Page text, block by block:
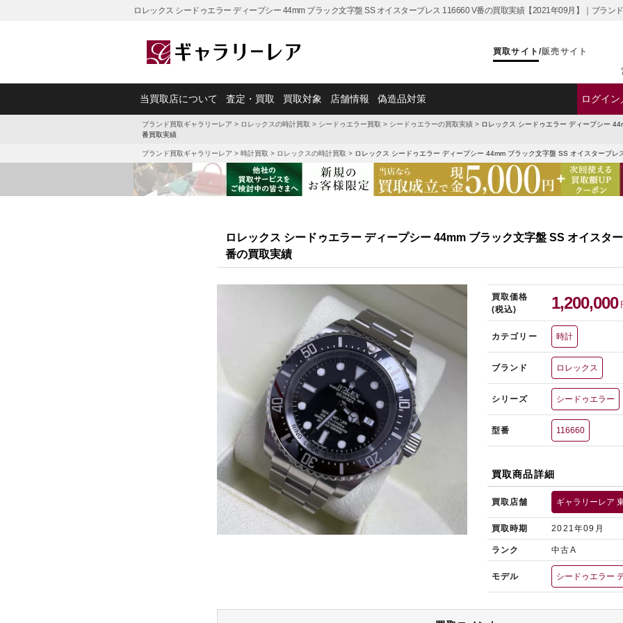
ロレックス シードゥエラー ディープシー 44mm ブラック文字盤 SS オイスターブレス 116660 V番の買取実績【2021年09月】｜ブラン
買取サイト /販売サイト
当買取店について 査定・買取 買取対象 店舗情報 偽造品対策 ログイ
ブランド買取ギャラリーレア > ロレックスの時計買取 > シードゥエラー買取 > シードゥエラーの買取実績 > ロレックス シードゥエラー ディープシー
番買取実績
ブランド買取ギャラリーレア > 時計買取 > ロレックスの時計買取 > ロレックス シードゥエラー ディープシー 44mm ブラック文字盤 SS オイスターブ
ロレックス シードゥエラー ディープシー 44mm ブラック文字盤 SS オイスタ
番の買取実績
買取価格
(税込)
1,200,000
カテゴリー 時計
ブランド ロレックス
シリーズ シードゥエラー
型番 116660
買取商品詳細
買取店舗 ギャラリーレア
買取時期 2021年09月
ランク 中古A
モデル シードゥエラー